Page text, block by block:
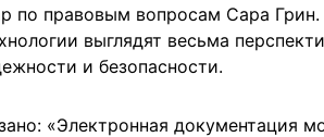
по правовым вопросам Сара
выглядят весьма
и безопасности.
«Электронная документация